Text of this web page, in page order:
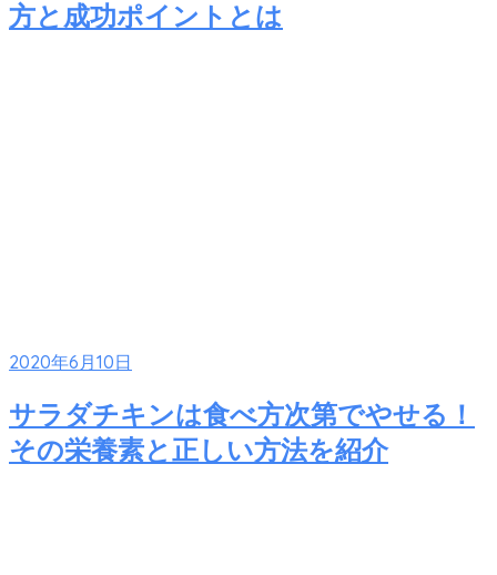
方と成功ポイントとは
2020年6月10日
サラダチキンは食べ方次第でやせる！
その栄養素と正しい方法を紹介